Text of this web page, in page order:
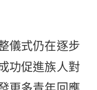
儀式仍在逐步
功促進族人對